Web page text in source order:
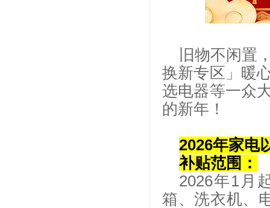
旧物不闲置
换新专区」暖
选电器等一众
的新年！
2026年家电
补贴范围：
2026年1月
箱、洗衣机、